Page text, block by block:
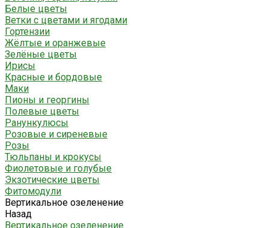
Белые цветы
Ветки с цветами и ягодами
Гортензии
Жёлтые и оранжевые
Зелёные цветы
Ирисы
Красные и бордовые
Маки
Пионы и георгины
Полевые цветы
Ранункулюсы
Розовые и сиреневые
Розы
Тюльпаны и крокусы
Фиолетовые и голубые
Экзотические цветы
Фитомодули
Вертикальное озеленение
Назад
Вертикальное озеленение